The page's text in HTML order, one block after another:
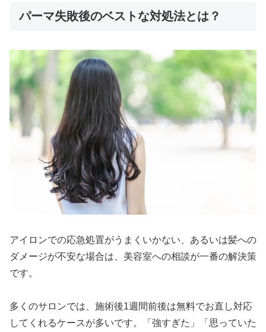
パーマ失敗後のベストな対処法とは？
アイロンでの応急処置がうまくいかない、あるいは髪への
ダメージが不安な場合は、美容室への相談が一番の解決策
です。
多くのサロンでは、施術後1週間前後は無料でお直し対応
してくれるケースが多いです。「強すぎた」「思っていた